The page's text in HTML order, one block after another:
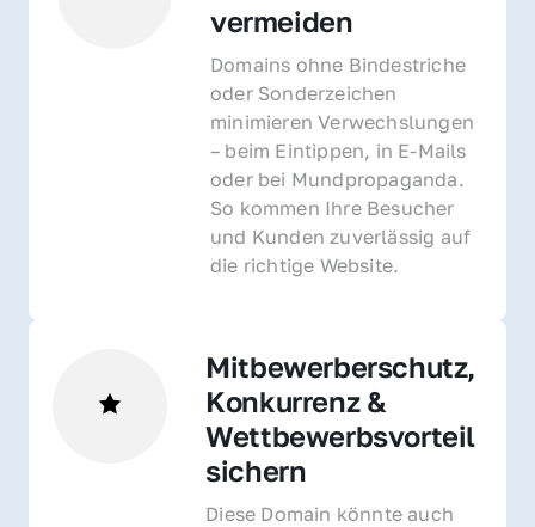
vermeiden
Domains ohne Bindestriche
oder Sonderzeichen
minimieren Verwechslungen
– beim Eintippen, in E-Mails
oder bei Mundpropaganda.
So kommen Ihre Besucher
und Kunden zuverlässig auf
die richtige Website.
Mitbewerberschutz,
Konkurrenz &
Wettbewerbsvorteil
sichern
Diese Domain könnte auch